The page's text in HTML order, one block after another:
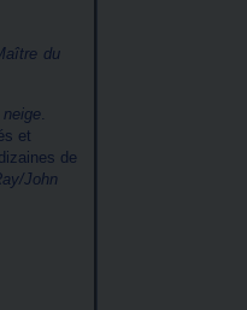
du
.
et
de
John